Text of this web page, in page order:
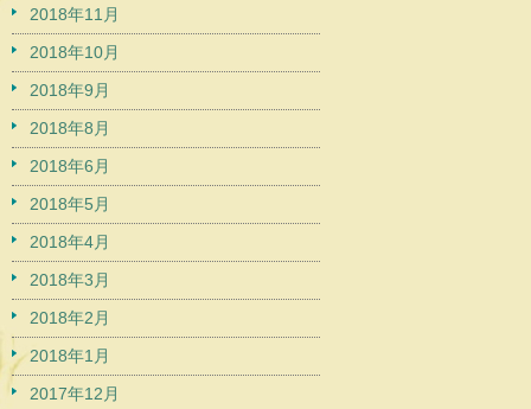
2018年11月
2018年10月
2018年9月
2018年8月
2018年6月
2018年5月
2018年4月
2018年3月
2018年2月
2018年1月
2017年12月